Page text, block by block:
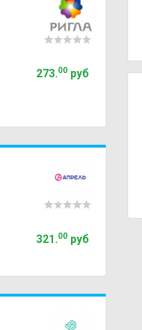
273.00руб
321.00руб